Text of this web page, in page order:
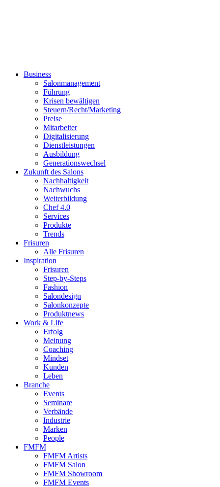
Business
Salonmanagement
Führung
Krisen bewältigen
Steuern/Recht/Marketing
Preise
Mitarbeiter
Digitalisierung
Dienstleistungen
Ausbildung
Generationswechsel
Zukunft des Salons
Nachhaltigkeit
Nachwuchs
Weiterbildung
Chef 4.0
Services
Produkte
Trends
Frisuren
Alle Frisuren
Inspiration
Frisuren
Step-by-Steps
Fashion
Salondesign
Salonkonzepte
Produktnews
Work & Life
Erfolg
Meinung
Coaching
Mindset
Kunden
Leben
Branche
Events
Seminare
Verbände
Industrie
Marken
People
FMFM
FMFM Artists
FMFM Salon
FMFM Showroom
FMFM Events